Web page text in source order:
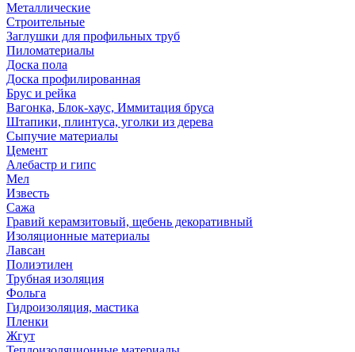
Металлические
Строительные
Заглушки для профильных труб
Пиломатериалы
Доска пола
Доска профилированная
Брус и рейка
Вагонка, Блок-хаус, Иммитация бруса
Штапики, плинтуса, уголки из дерева
Сыпучие материалы
Цемент
Алебастр и гипс
Мел
Известь
Сажа
Гравий керамзитовый, щебень декоративный
Изоляционные материалы
Лавсан
Полиэтилен
Трубная изоляция
Фольга
Гидроизоляция, мастика
Пленки
Жгут